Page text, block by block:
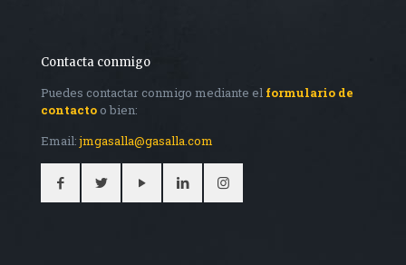
Contacta conmigo
Puedes contactar conmigo mediante el formulario de
contacto o bien:
Email:jmgasalla@gasalla.com